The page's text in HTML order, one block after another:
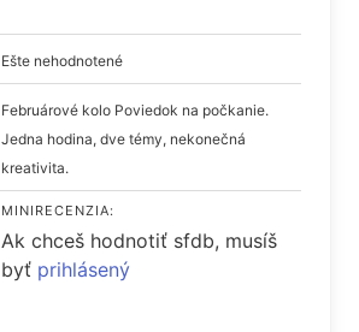
Ešte nehodnotené
Februárové kolo Poviedok na počkanie.
Jedna hodina, dve témy, nekonečná
kreativita.
MINIRECENZIA:
Ak chceš hodnotiť sfdb, musíš
byť prihlásený